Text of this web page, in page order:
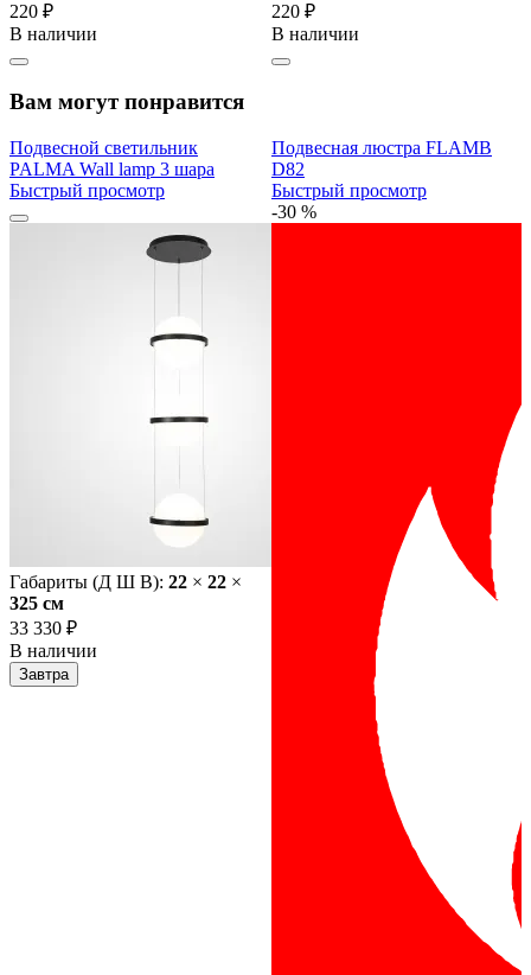
220 ₽
В наличии
220 ₽
В наличии
Вам могут понравится
Подвесной светильник
PALMA Wall lamp 3 шара
Быстрый просмотр
Габариты (Д Ш В): 22 × 22 ×
325 cм
33 330 ₽
В наличии
Завтра
Подвесная люстра FLAMB
D82
Быстрый просмотр
-30 %